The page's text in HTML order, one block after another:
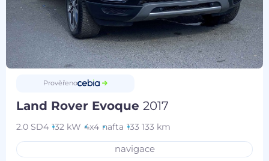
Prověřeno
Land Rover Evoque2017
2.0 SD4 132 kW 4x4 nafta 133 133 km
navigace